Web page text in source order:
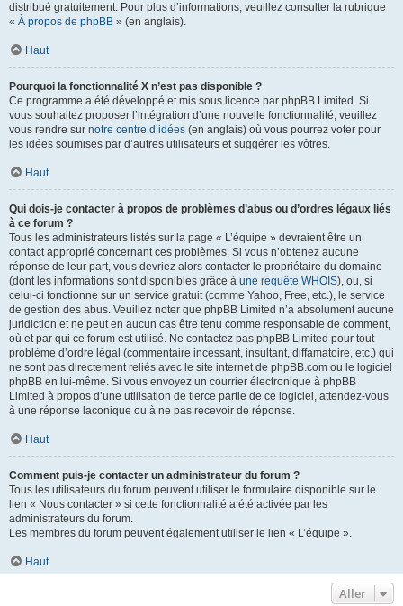
distribué gratuitement. Pour plus d’informations, veuillez consulter la rubrique
« À propos de phpBB » (en anglais).
Haut
Pourquoi la fonctionnalité X n’est pas disponible ?
Ce programme a été développé et mis sous licence par phpBB Limited. Si
vous souhaitez proposer l’intégration d’une nouvelle fonctionnalité, veuillez
vous rendre sur notre centre d’idées (en anglais) où vous pourrez voter pour
les idées soumises par d’autres utilisateurs et suggérer les vôtres.
Haut
Qui dois-je contacter à propos de problèmes d’abus ou d’ordres légaux liés
à ce forum ?
Tous les administrateurs listés sur la page « L’équipe » devraient être un
contact approprié concernant ces problèmes. Si vous n’obtenez aucune
réponse de leur part, vous devriez alors contacter le propriétaire du domaine
(dont les informations sont disponibles grâce à une requête WHOIS), ou, si
celui-ci fonctionne sur un service gratuit (comme Yahoo, Free, etc.), le service
de gestion des abus. Veuillez noter que phpBB Limited n’a absolument aucune
juridiction et ne peut en aucun cas être tenu comme responsable de comment,
où et par qui ce forum est utilisé. Ne contactez pas phpBB Limited pour tout
problème d’ordre légal (commentaire incessant, insultant, diffamatoire, etc.) qui
ne sont pas directement reliés avec le site internet de phpBB.com ou le logiciel
phpBB en lui-même. Si vous envoyez un courrier électronique à phpBB
Limited à propos d’une utilisation de tierce partie de ce logiciel, attendez-vous
à une réponse laconique ou à ne pas recevoir de réponse.
Haut
Comment puis-je contacter un administrateur du forum ?
Tous les utilisateurs du forum peuvent utiliser le formulaire disponible sur le
lien « Nous contacter » si cette fonctionnalité a été activée par les
administrateurs du forum.
Les membres du forum peuvent également utiliser le lien « L’équipe ».
Haut
Aller